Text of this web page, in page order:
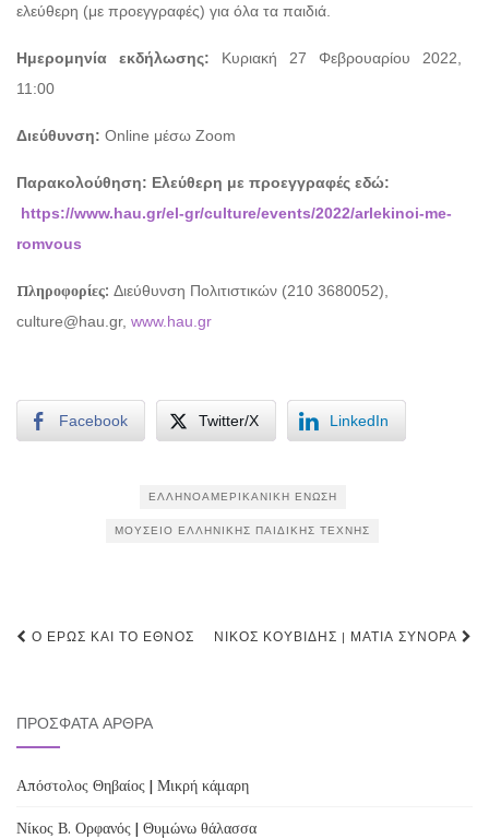
ελεύθερη (με προεγγραφές) για όλα τα παιδιά.
Ημερομηνία εκδήλωσης: Κυριακή 27 Φεβρουαρίου 2022,
11:00
Διεύθυνση: Online μέσω Zoom
Παρακολούθηση: Eλεύθερη με προεγγραφές εδώ:
https://www.hau.gr/el-gr/culture/events/2022/arlekinoi-me-
romvous
Πληροφορίες: Διεύθυνση Πολιτιστικών (210 3680052),
culture@hau.gr, www.hau.gr
Facebook Twitter/X LinkedIn
ΕΛΛΗΝΟΑΜΕΡΙΚΑΝΙΚΉ ΈΝΩΣΗ
ΜΟΥΣΕΊΟ ΕΛΛΗΝΙΚΉΣ ΠΑΙΔΙΚΉΣ ΤΈΧΝΗΣ
Post
Ο ΈΡΩΣ ΚΑΙ ΤΟ ΈΘΝΟΣ ΝΊΚΟΣ ΚΟΥΒΊΔΗΣ | ΜΆΤΙΑ ΣΎΝΟΡΑ
ΠΡΌΣΦΑΤΑ ΆΡΘΡΑ
Απόστολος Θηβαίος | Μικρή κάμαρη
Νίκος Β. Ορφανός | Θυμώνω θάλασσα